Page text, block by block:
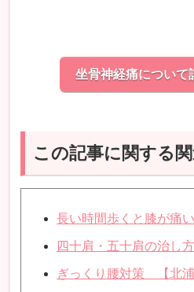
坐骨神経痛について
この記事に関する
長い時間歩くと膝が痛
四十肩・五十肩の治し
ぎっくり腰対策 【北浦